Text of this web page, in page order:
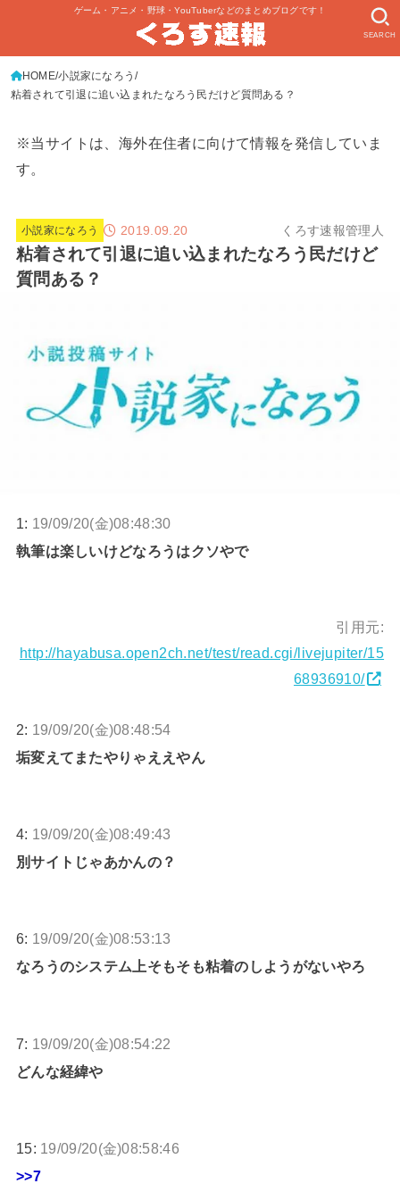
ゲーム・アニメ・野球・YouTuberなどのまとめブログです！
SEARCH
HOME 小説家になろう
粘着されて引退に追い込まれたなろう民だけど質問ある？
※当サイトは、海外在住者に向けて情報を発信していま
す。
小説家になろう 2019.09.20 くろす速報管理人
粘着されて引退に追い込まれたなろう民だけど
質問ある？
1: 19/09/20(金)08:48:30
執筆は楽しいけどなろうはクソやで
引用元:
http://hayabusa.open2ch.net/test/read.cgi/livejupiter/15
68936910/
2: 19/09/20(金)08:48:54
垢変えてまたやりゃええやん
4: 19/09/20(金)08:49:43
別サイトじゃあかんの？
6: 19/09/20(金)08:53:13
なろうのシステム上そもそも粘着のしようがないやろ
7: 19/09/20(金)08:54:22
どんな経緯や
15: 19/09/20(金)08:58:46
>>7